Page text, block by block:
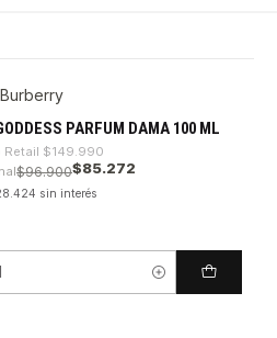
Burberry
PARFUM DAMA 100 ML
Retail $149.990
$96.900$85.272
sin interés